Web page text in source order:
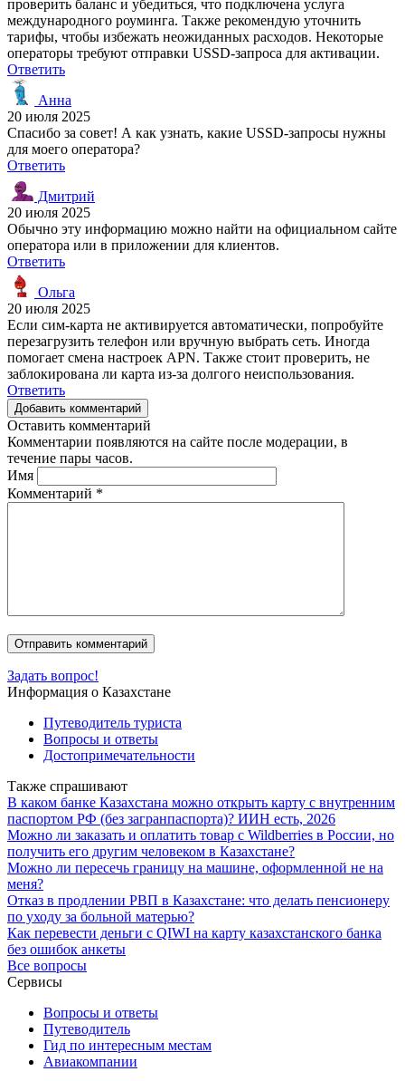
проверить баланс и убедиться, что подключена услуга
международного роуминга. Также рекомендую уточнить
тарифы, чтобы избежать неожиданных расходов. Некоторые
операторы требуют отправки USSD-запроса для активации.
Ответить
Анна
20 июля 2025
Спасибо за совет! А как узнать, какие USSD-запросы нужны
для моего оператора?
Ответить
Дмитрий
20 июля 2025
Обычно эту информацию можно найти на официальном сайте
оператора или в приложении для клиентов.
Ответить
Ольга
20 июля 2025
Если сим-карта не активируется автоматически, попробуйте
перезагрузить телефон или вручную выбрать сеть. Иногда
помогает смена настроек APN. Также стоит проверить, не
заблокирована ли карта из-за долгого неиспользования.
Ответить
Добавить комментарий
Оставить комментарий
Комментарии появляются на сайте после модерации, в
течение пары часов.
Имя
Комментарий *
Задать вопрос!
Информация о Казахстане
Путеводитель туриста
Вопросы и ответы
Достопримечательности
Также спрашивают
В каком банке Казахстана можно открыть карту с внутренним
паспортом РФ (без загранпаспорта)? ИИН есть, 2026
Можно ли заказать и оплатить товар с Wildberries в России, но
получить его другим человеком в Казахстане?
Можно ли пересечь границу на машине, оформленной не на
меня?
Отказ в продлении РВП в Казахстане: что делать пенсионеру
по уходу за больной матерью?
Как перевести деньги с QIWI на карту казахстанского банка
без ошибок анкеты
Все вопросы
Сервисы
Вопросы и ответы
Путеводитель
Гид по интересным местам
Авиакомпании